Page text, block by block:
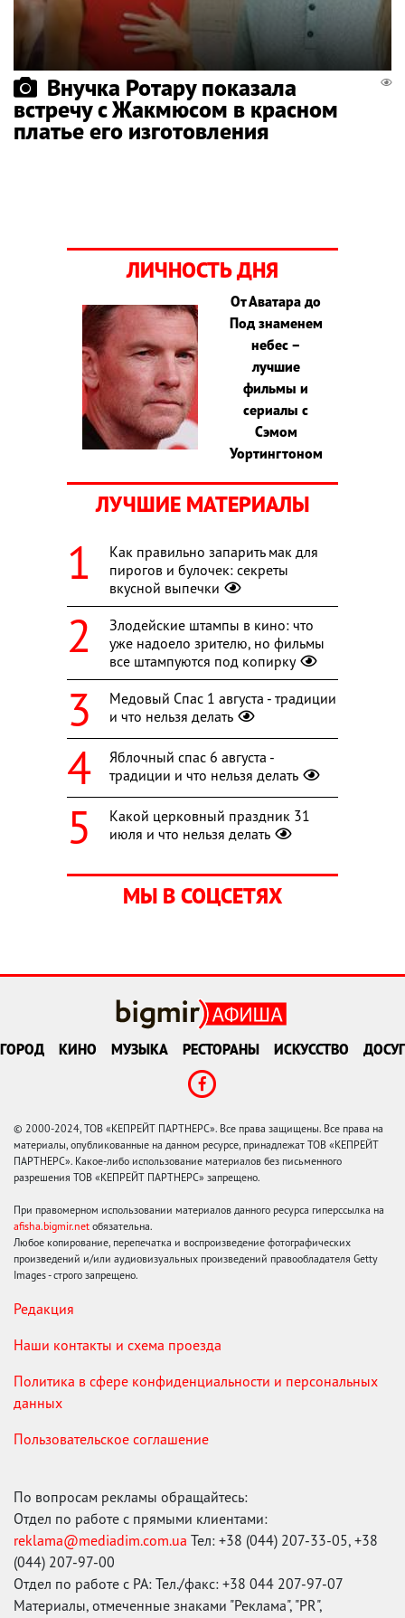
Внучка Ротару показала
встречу с Жакмюсом в красном
платье его изготовления
ЛИЧНОСТЬ ДНЯ
От Аватара до
Под знаменем
небес –
лучшие
фильмы и
сериалы с
Сэмом
Уортингтоном
ЛУЧШИЕ МАТЕРИАЛЫ
Как правильно запарить мак для
пирогов и булочек: секреты
вкусной выпечки
Злодейские штампы в кино: что
уже надоело зрителю, но фильмы
все штампуются под копирку
Медовый Спас 1 августа - традиции
и что нельзя делать
Яблочный спас 6 августа -
традиции и что нельзя делать
Какой церковный праздник 31
июля и что нельзя делать
МЫ В СОЦСЕТЯХ
ГОРОД КИНО МУЗЫКА РЕСТОРАНЫ ИСКУССТВО ДОСУГ
© 2000-2024, ТОВ «КЕПРЕЙТ ПАРТНЕРС». Все права защищены. Все права на
материалы, опубликованные на данном ресурсе, принадлежат ТОВ «КЕПРЕЙТ
ПАРТНЕРС». Какое-либо использование материалов без письменного
разрешения ТОВ «КЕПРЕЙТ ПАРТНЕРС» запрещено.
При правомерном использовании материалов данного ресурса гиперссылка на
afisha.bigmir.net обязательна.
Любое копирование, перепечатка и воспроизведение фотографических
произведений и/или аудиовизуальных произведений правообладателя Getty
Images - строго запрещено.
Редакция
Наши контакты и схема проезда
Политика в сфере конфиденциальности и персональных
данных
Пользовательское соглашение
По вопросам рекламы обращайтесь:
Отдел по работе с прямыми клиентами:
reklama@mediadim.com.ua Тел: +38 (044) 207-33-05, +38
(044) 207-97-00
Отдел по работе с РА: Тел./факс: +38 044 207-97-07
Материалы, отмеченные знаками "Реклама", "PR",